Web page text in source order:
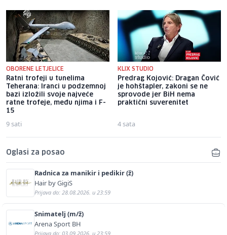
OBORENE LETJELICE
Ratni trofeji u tunelima
Teherana: Iranci u podzemnoj
bazi izložili svoje najveće
ratne trofeje, među njima i F-
15
9 sati
KLIX STUDIO
Predrag Kojović: Dragan Čović
je hohštapler, zakoni se ne
sprovode jer BiH nema
praktični suverenitet
4 sata
Oglasi za posao
Radnica za manikir i pedikir (ž)
Hair by GigiS
Prijava do: 28.08.2026. u 23:59
Snimatelj (m/ž)
Arena Sport BH
Prijava do: 03.09.2026. u 23:59